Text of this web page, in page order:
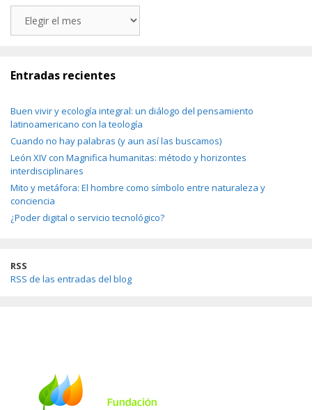
Entradas recientes
Buen vivir y ecología integral: un diálogo del pensamiento
latinoamericano con la teología
Cuando no hay palabras (y aun así las buscamos)
León XIV con Magnifica humanitas: método y horizontes
interdisciplinares
Mito y metáfora: El hombre como símbolo entre naturaleza y
conciencia
¿Poder digital o servicio tecnológico?
RSS
RSS de las entradas del blog